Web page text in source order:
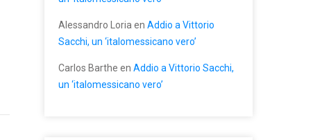
Alessandro Loria en Addio a Vittorio
Sacchi, un ‘italomessicano vero’
Carlos Barthe en Addio a Vittorio Sacchi,
un ‘italomessicano vero’